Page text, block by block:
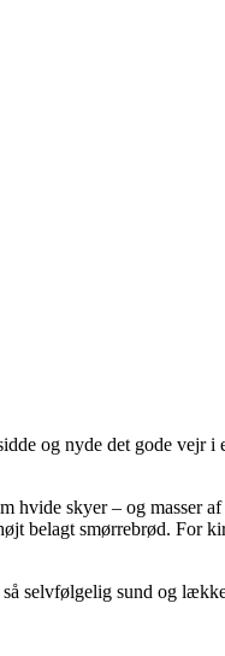
og nyde det gode
skyer – og masser
belagt smørrebrød. For
selvfølgelig sund og